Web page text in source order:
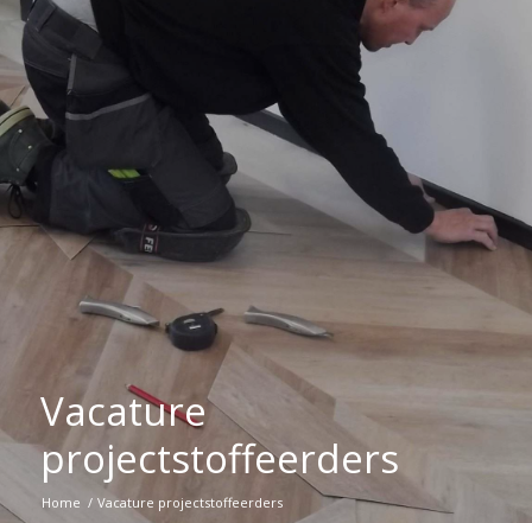
Vacature
projectstoffeerders
Home / Vacature projectstoffeerders